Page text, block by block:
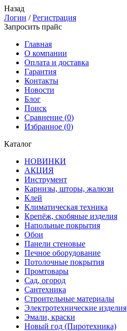
Назад
Логин /Регистрация
Запросить прайс
Главная
О компании
Оплата и доставка
Гарантия
Контакты
Новости
Блог
Поиск
Сравнение (0)
Избранное (0)
Каталог
НОВИНКИ
АКЦИЯ
Инструмент
Карнизы, шторы, жалюзи
Клей
Климатическая техника
Крепёж, скобяные изделия
Напольные покрытия
Обои
Панели стеновые
Печное оборудование
Потолочные покрытия
Промтовары
Сад, огород
Сантехника
Строительные материалы
Электротехнические изделия
Эмали, краски
Новый год (Пиротехника)